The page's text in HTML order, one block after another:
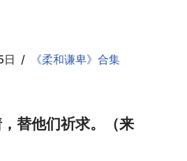
日 《柔和谦卑》合集
替他们祈求。（来